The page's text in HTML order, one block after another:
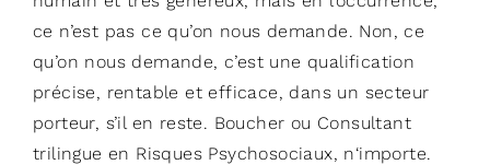
ce n’est pas ce qu’on nous demande. Non, ce
qu’on nous demande, c’est une qualification
précise, rentable et efficace, dans un secteur
porteur, s’il en reste. Boucher ou Consultant
trilingue en Risques Psychosociaux, n‘importe.